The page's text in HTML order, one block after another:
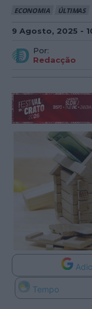
ECONOMIA ÚLTIMAS
9 Agosto, 2025 -
Por:
Redacção
Tempo